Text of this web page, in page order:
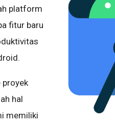
platform
fitur baru
proyek
hal
memiliki